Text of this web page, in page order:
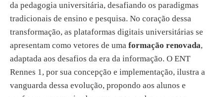
da pedagogia universitária, desafiando os paradigmas
tradicionais de ensino e pesquisa. No coração dessa
transformação, as plataformas digitais universitárias se
apresentam como vetores de uma formação renovada,
adaptada aos desafios da era da informação. O ENT
Rennes 1, por sua concepção e implementação, ilustra a
vanguarda dessa evolução, propondo aos alunos e